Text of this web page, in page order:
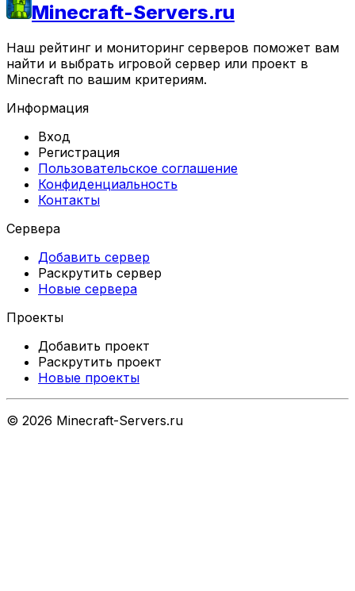
Minecraft-Servers.ru
Наш рейтинг и мониторинг серверов поможет вам
найти и выбрать игровой сервер или проект в
Minecraft по вашим критериям.
Информация
Вход
Регистрация
Пользовательское соглашение
Конфиденциальность
Контакты
Сервера
Добавить сервер
Раскрутить сервер
Новые сервера
Проекты
Добавить проект
Раскрутить проект
Новые проекты
© 2026 Minecraft-Servers.ru